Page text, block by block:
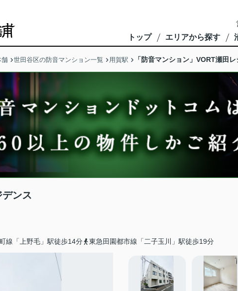
トップ エリアから探す
舗 世田谷区の防音マンション一覧 用賀駅 「防音マンション」VORT瀬田
デンス
線「上野毛」駅徒歩14分 東急田園都市線「二子玉川」駅徒歩19分